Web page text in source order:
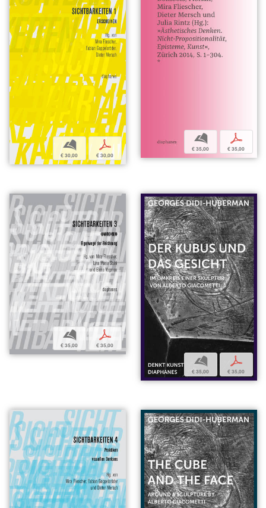
b
€ 30,00
p
€ 30,00
b
€ 35,00
p
€ 35,00
b
€ 35,00
p
€ 35,00
b
€ 35,00
p
€ 35,00